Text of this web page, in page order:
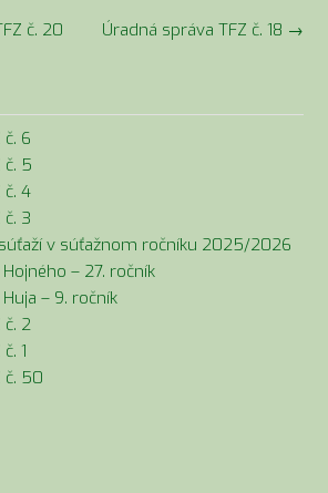
Úradná správa TFZ č. 18 →
č. 20
6
č. 5
č. 4
3
v súťažnom ročníku 2025/2026
– 27. ročník
– 9. ročník
č. 2
1
č. 50